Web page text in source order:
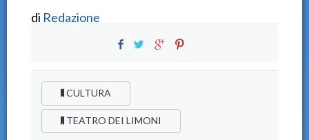
di Redazione
CULTURA
TEATRO DEI LIMONI